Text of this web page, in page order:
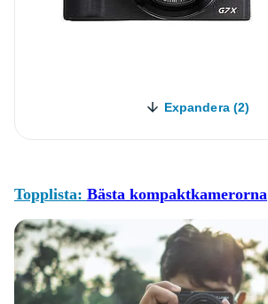
Expandera (2)
Topplista: Bästa kompaktkamerorna